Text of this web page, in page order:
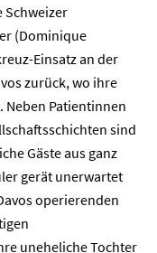
Schweizer
(Dominique
Einsatz an der
zurück, wo ihre
Neben Patientinnen
sind
Gäste aus ganz
gerät unerwartet
operierenden
uneheliche Tochter